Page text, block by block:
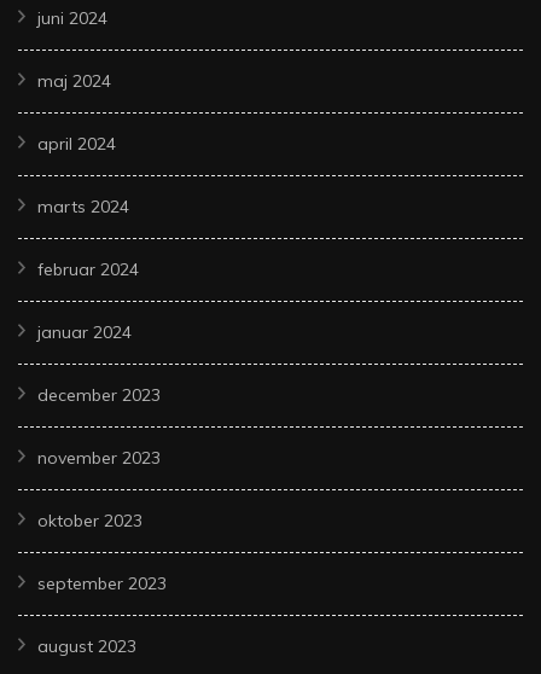
juni 2024
maj 2024
april 2024
marts 2024
februar 2024
januar 2024
december 2023
november 2023
oktober 2023
september 2023
august 2023